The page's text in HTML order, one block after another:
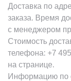
14)
Цвет
Серый ( )
Доставка по
заказа. Время
с менеджером
Стоимость
телефона: +7
на странице.
Информацию по